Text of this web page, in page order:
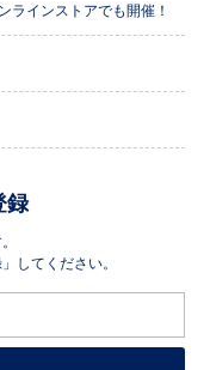
ラインストアでも開催！
録
してください。